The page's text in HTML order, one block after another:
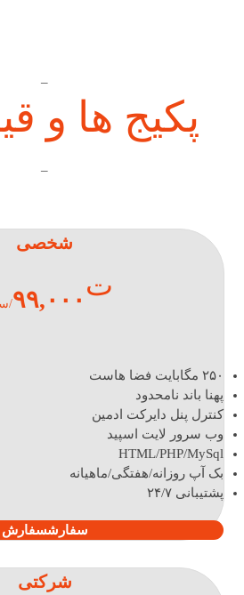
پکیج ها و
شخصی
ت ۹۹,۰۰۰/
۲۵۰ مگابایت فضا هاست
پهنا باند نامحدود
کنترل پنل دایرکت ادمین
وب سرور لایت اسپید
HTML/PHP/MySql
بک آپ روزانه/هفتگی/ماهیانه
پشتیبانی ۲۴/۷
سفارشسفارش
شرکتی